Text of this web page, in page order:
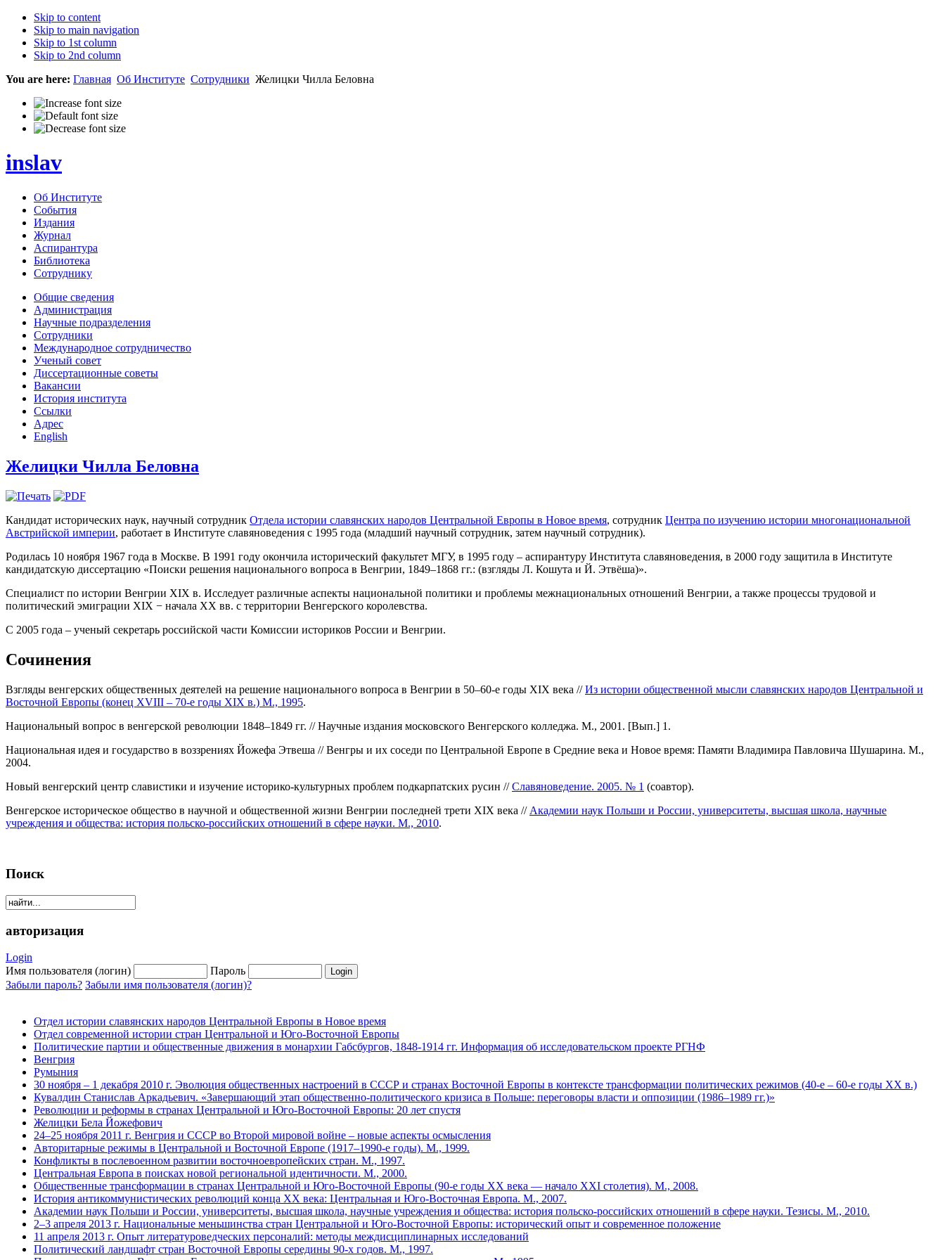
Skip to content
Skip to main navigation
Skip to 1st column
Skip to 2nd column
You are here: Главная Об Институте Сотрудники Желицки Чилла Беловна
inslav
Об Институте
События
Издания
Журнал
Аспирантура
Библиотека
Сотруднику
Общие сведения
Администрация
Научные подразделения
Сотрудники
Международное сотрудничество
Ученый совет
Диссертационные советы
Вакансии
История института
Ссылки
Адрес
English
Желицки Чилла Беловна
Кандидат исторических наук, научный сотрудник Отдела истории славянских народов Центральной Европы в Новое время, сотрудник Центра по изучению истории многонациональной
Австрийской империи, работает в Институте славяноведения с 1995 года (младший научный сотрудник, затем научный сотрудник).
Родилась 10 ноября 1967 года в Москве. В 1991 году окончила исторический факультет МГУ, в 1995 году – аспирантуру Института славяноведения, в 2000 году защитила в Институте
кандидатскую диссертацию «Поиски решения национального вопроса в Венгрии, 1849–1868 гг.: (взгляды Л. Кошута и Й. Этвëша)».
Специалист по истории Венгрии XIX в. Исследует различные аспекты национальной политики и проблемы межнациональных отношений Венгрии, а также процессы трудовой и
политический эмиграции XIX − начала XX вв. с территории Венгерского королевства.
С 2005 года – ученый секретарь российской части Комиссии историков России и Венгрии.
Сочинения
Взгляды венгерских общественных деятелей на решение национального вопроса в Венгрии в 50–60-е годы XIX века //Из истории общественной мысли славянских народов Центральной и
Восточной Европы (конец XVIII – 70-e годы XIX в.) М., 1995.
Национальный вопрос в венгерской революции 1848–1849 гг. // Научные издания московского Венгерского колледжа. М., 2001. [Вып.] 1.
Национальная идея и государство в воззрениях Йожефа Этвеша // Венгры и их соседи по Центральной Европе в Средние века и Новое время: Памяти Владимира Павловича Шушарина. М.,
2004.
Новый венгерский центр славистики и изучение историко-культурных проблем подкарпатских русин //Славяноведение. 2005. № 1 (соавтор).
Венгерское историческое общество в научной и общественной жизни Венгрии последней трети XIX века // Академии наук Польши и России, университеты, высшая школа, научные
учреждения и общества: история польско-российских отношений в сфере науки. М., 2010.
Поиск
авторизация
Login
Имя пользователя (логин)
Пароль
Забыли пароль? Забыли имя пользователя (логин)?
Отдел истории славянских народов Центральной Европы в Новое время
Отдел современной истории стран Центральной и Юго-Восточной Европы
Политические партии и общественные движения в монархии Габсбургов, 1848-1914 гг. Информация об исследовательском проекте РГНФ
Венгрия
Румыния
30 ноября – 1 декабря 2010 г. Эволюция общественных настроений в СССР и странах Восточной Европы в контексте трансформации политических режимов (40-е – 60-е годы ХХ в.)
Кувалдин Станислав Аркадьевич. «Завершающий этап общественно-политического кризиса в Польше: переговоры власти и оппозиции (1986–1989 гг.)»
Революции и реформы в странах Центральной и Юго-Восточной Европы: 20 лет спустя
Желицки Бела Йожефович
24–25 ноября 2011 г. Венгрия и СССР во Второй мировой войне – новые аспекты осмысления
Авторитарные режимы в Центральной и Восточной Европе (1917–1990-е годы). М., 1999.
Конфликты в послевоенном развитии восточноевропейских стран. М., 1997.
Центральная Европа в поисках новой региональной идентичности. М., 2000.
Общественные трансформации в странах Центральной и Юго-Восточной Европы (90-е годы XX века — начало XXI столетия). М., 2008.
История антикоммунистических революций конца XX века: Центральная и Юго-Восточная Европа. М., 2007.
Академии наук Польши и России, университеты, высшая школа, научные учреждения и общества: история польско-российских отношений в сфере науки. Тезисы. М., 2010.
2–3 апреля 2013 г. Национальные меньшинства стран Центральной и Юго-Восточной Европы: исторический опыт и современное положение
11 апреля 2013 г. Опыт литературоведческих персоналий: методы междисциплинарных исследований
Политический ландшафт стран Восточной Европы середины 90-х годов. М., 1997.